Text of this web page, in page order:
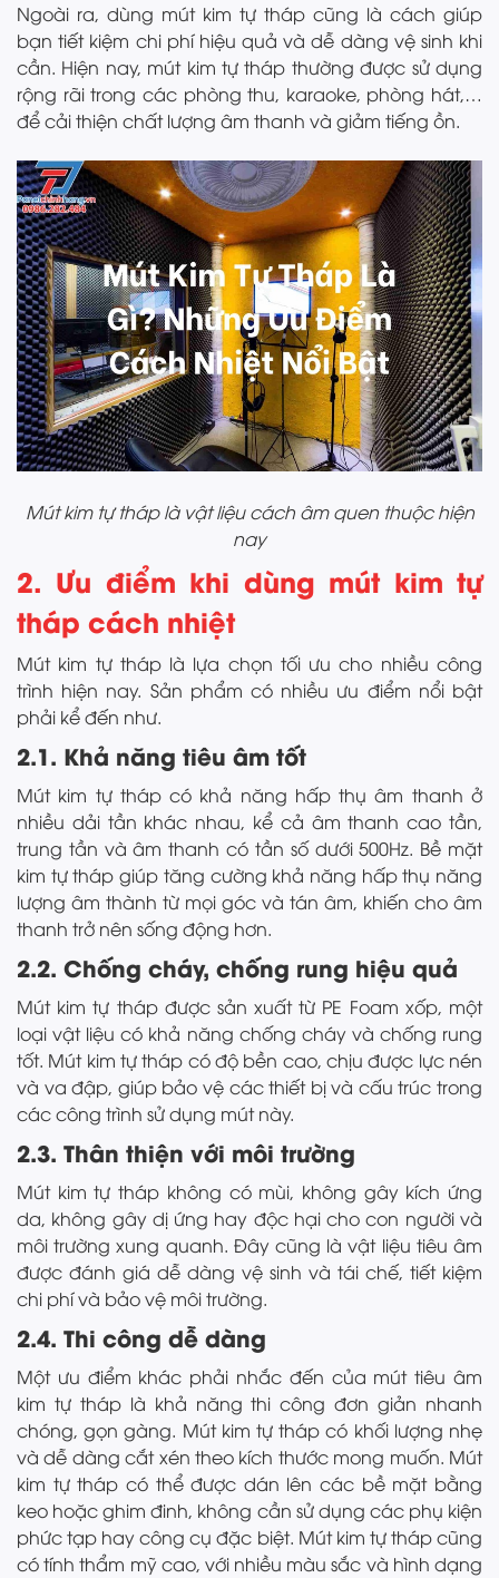
Ngoài ra, dùng mút kim tự tháp cũng là cách giúp
bạn tiết kiệm chi phí hiệu quả và dễ dàng vệ sinh khi
cần. Hiện nay, mút kim tự tháp thường được sử dụng
rộng rãi trong các phòng thu, karaoke, phòng hát,…
để cải thiện chất lượng âm thanh và giảm tiếng ồn.
Mút kim tự tháp là vật liệu cách âm quen thuộc hiện
nay
2. Ưu điểm khi dùng mút kim tự
tháp cách nhiệt
Mút kim tự tháp là lựa chọn tối ưu cho nhiều công
trình hiện nay. Sản phẩm có nhiều ưu điểm nổi bật
phải kể đến như.
2.1. Khả năng tiêu âm tốt
Mút kim tự tháp có khả năng hấp thụ âm thanh ở
nhiều dải tần khác nhau, kể cả âm thanh cao tần,
trung tần và âm thanh có tần số dưới 500Hz. Bề mặt
kim tự tháp giúp tăng cường khả năng hấp thụ năng
lượng âm thành từ mọi góc và tán âm, khiến cho âm
thanh trở nên sống động hơn.
2.2. Chống cháy, chống rung hiệu quả
Mút kim tự tháp được sản xuất từ PE Foam xốp, một
loại vật liệu có khả năng chống cháy và chống rung
tốt. Mút kim tự tháp có độ bền cao, chịu được lực nén
và va đập, giúp bảo vệ các thiết bị và cấu trúc trong
các công trình sử dụng mút này.
2.3. Thân thiện với môi trường
Mút kim tự tháp không có mùi, không gây kích ứng
da, không gây dị ứng hay độc hại cho con người và
môi trường xung quanh. Đây cũng là vật liệu tiêu âm
được đánh giá dễ dàng vệ sinh và tái chế, tiết kiệm
chi phí và bảo vệ môi trường.
2.4. Thi công dễ dàng
Một ưu điểm khác phải nhắc đến của mút tiêu âm
kim tự tháp là khả năng thi công đơn giản nhanh
chóng, gọn gàng. Mút kim tự tháp có khối lượng nhẹ
và dễ dàng cắt xén theo kích thước mong muốn. Mút
kim tự tháp có thể được dán lên các bề mặt bằng
keo hoặc ghim đinh, không cần sử dụng các phụ kiện
phức tạp hay công cụ đặc biệt. Mút kim tự tháp cũng
có tính thẩm mỹ cao, với nhiều màu sắc và hình dạng